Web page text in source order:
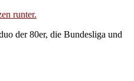
runter.
der 80er, die Bundesliga und